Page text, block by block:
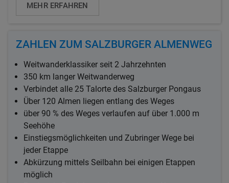
MEHR ERFAHREN
ZAHLEN ZUM SALZBURGER ALMENWEG
Weitwanderklassiker seit 2 Jahrzehnten
350 km langer Weitwanderweg
Verbindet alle 25 Talorte des Salzburger Pongaus
Über 120 Almen liegen entlang des Weges
über 90 % des Weges verlaufen auf über 1.000 m
Seehöhe
Einstiegsmöglichkeiten und Zubringer Wege bei
jeder Etappe
Abkürzung mittels Seilbahn bei einigen Etappen
möglich